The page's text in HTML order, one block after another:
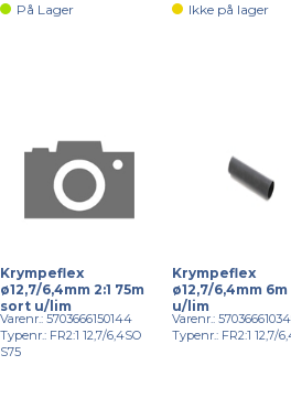
På Lager Ikke på lager
Krympeflex
ø12,7/6,4mm 2:1 75m
sort u/lim
Varenr.: 5703666150144
Typenr.: FR2:1 12,7/6,4SO
S75
Krympeflex
ø12,7/6,4mm
u/lim
Varenr.:
Typenr.: FR2:1 12,7/